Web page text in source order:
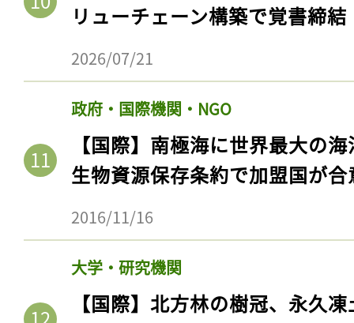
リューチェーン構築で覚書締結
2026/07/21
政府・国際機関・NGO
【国際】南極海に世界最大の
生物資源保存条約で加盟国が合
2016/11/16
大学・研究機関
【国際】北方林の樹冠、永久